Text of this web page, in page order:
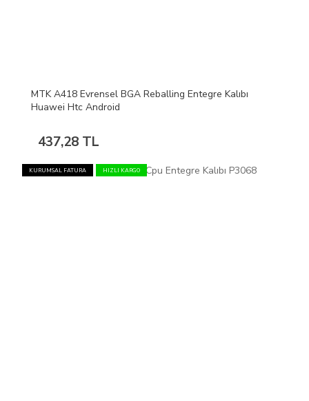
MTK A418 Evrensel BGA Reballing Entegre Kalıbı
Huawei Htc Android
437,28 TL
KURUMSAL FATURA HIZLI KARGO